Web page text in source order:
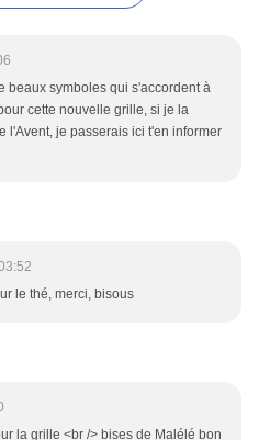
beaux symboles qui s'accordent à
cette nouvelle grille, si je la
l'Avent, je passerais ici t'en informer
le thé, merci, bisous
la grille <br /> bises de Malélé bon